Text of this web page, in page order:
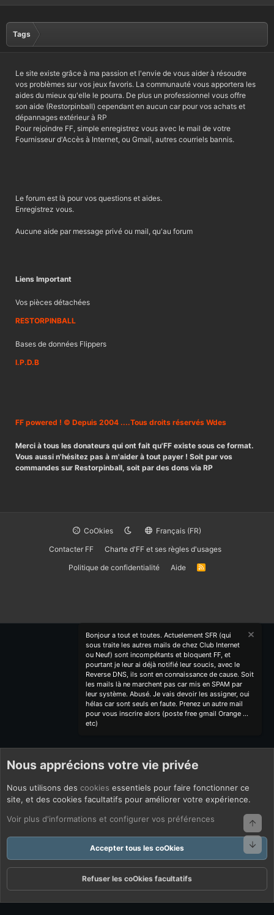
Tags
Le site existe grâce à ma passion et l'envie de vous aider à résoudre
vos problèmes sur vos jeux favoris. La communauté vous apportera les
aides du mieux qu'elle le pourra. De plus un professionnel vous offre
son aide (Restorpinball) cependant en aucun car pour vos achats et
dépannages extérieur à RP
Pour rejoindre FF, simple enregistrez vous avec le mail de votre
Fournisseur d'Accès à Internet, ou Gmail, autres courriels bannis.
Le forum est là pour vos questions et aides.
Enregistrez vous.
Aucune aide par message privé ou mail, qu'au forum
Liens Important
Vos pièces détachées
RESTORPINBALL
Bases de données Flippers
I.P.D.B
FF powered ! © Depuis 2004 ....Tous droits réservés Wdes
Merci à tous les donateurs qui ont fait qu'FF existe sous ce format.
Vous aussi n'hésitez pas à m'aider à tout payer ! Soit par vos
commandes sur Restorpinball, soit par des dons via RP
CoOkies
Français (FR)
Contacter FF
Charte d'FF et ses règles d'usages
Politique de confidentialité
Aide
R
Bonjour a tout et toutes. Actuelement SFR (qui
sous traite les autres mails de chez Club Internet
ou Neuf) sont incompétants et bloquent FF, et
pourtant je leur ai déjà notifié leur soucis, avec le
Reverse DNS, ils sont en connaissance de cause. Soit
les mails là ne marchent pas car mis en SPAM par
leur système. Abusé. Je vais devoir les assigner, oui
hélas car sont seuls en faute. Prenez un autre mail
pour vous inscrire alors (poste free gmail Orange ...
etc)
Nous apprécions votre vie privée
Nous utilisons des cookies essentiels pour faire fonctionner ce
site, et des cookies facultatifs pour améliorer votre expérience.
Voir plus d'informations et configurer vos préférences
Accepter tous les coOkies
Refuser les coOkies facultatifs